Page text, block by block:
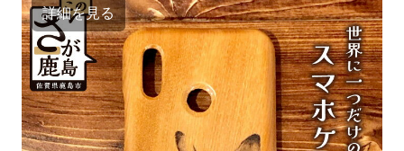
詳細を見る